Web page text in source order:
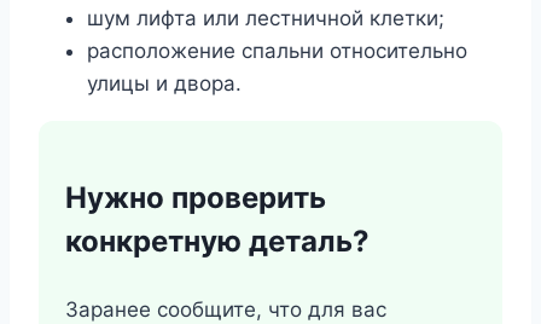
шум лифта или лестничной клетки;
расположение спальни относительно
улицы и двора.
Нужно проверить
конкретную деталь?
Заранее сообщите, что для вас